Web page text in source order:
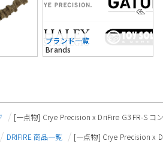
ブランド一覧
Brands
[一点物] Crye Precision x DriFire G3 FR-S コ
DRIFIRE 商品一覧
[一点物] Crye Precision x